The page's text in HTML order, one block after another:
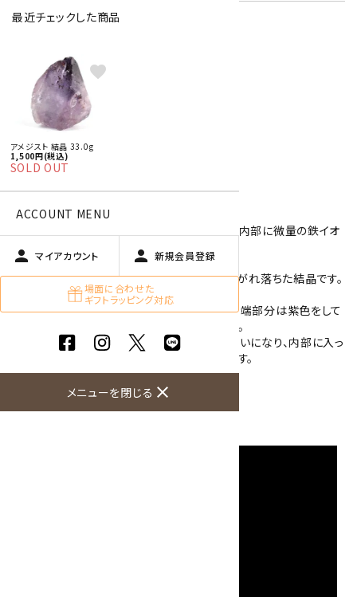
最近チェックした商品
アメジスト 結晶 33.0g
1,500円(税込)
SOLD OUT
favorite
ACCOUNT MENU
person マイアカウント person 新規会員登録
場面に合わせた
ギフトラッピング対応
メニューを閉じる close
この商品を友達に教える
買い物を続ける
アメジストの結晶です。
アメジストは紫色をした水晶で、これは水晶の内部に微量の鉄イオ
ンを含んでいる為です。
こちらはアメジストのクラスター(群晶)から剥がれ落ちた結晶です。
先端の部分は錐面になります。
濃淡のある紫色をしたゴツゴツした結晶で、先端部分は紫色をして
いますが根元にいくにつれて白っぽくなります。
また、光に透かして見ると光を通して淡い色合いになり、内部に入っ
た茶色のゲーサイトがよりはっきりとわかります。
大きさ：38×34×24mm